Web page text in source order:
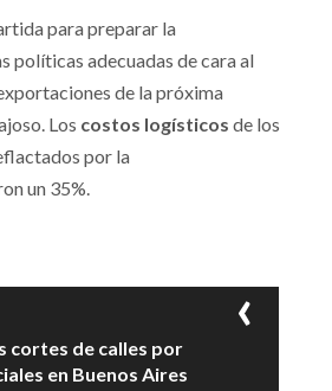
para preparar la
políticas adecuadas de cara al
de la próxima
Los costos logísticos de los
por la
un 35%.
cortes de calles por
en Buenos Aires